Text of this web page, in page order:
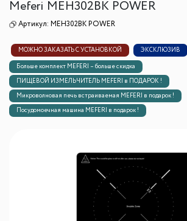
Meferi MEH302BK POWER
Артикул: MEH302BK POWER
МОЖНО ЗАКАЗАТЬ С УСТАНОВКОЙ ЭКСКЛЮЗИВ
Больше комплект MEFERI – больше скидка
ПИЩЕВОЙ ИЗМЕЛЬЧИТЕЛЬ MEFERI в ПОДАРОК !
Микроволновая печь встраиваемая MEFERI в подарок !
Посудомоечная машина MEFERI в подарок !